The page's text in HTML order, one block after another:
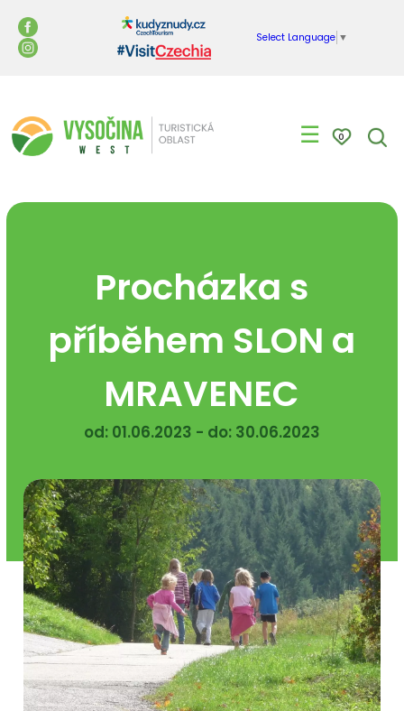
Select Language ▼
☰ 0
Procházka s
příběhem SLON a
MRAVENEC
od: 01.06.2023 - do: 30.06.2023